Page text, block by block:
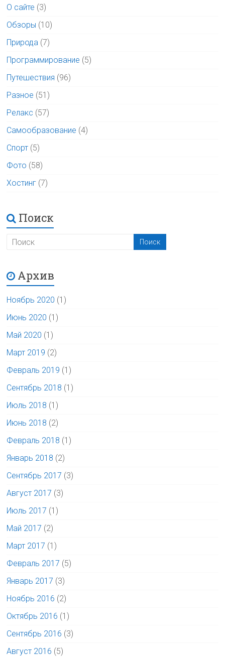
О сайте (3)
Обзоры (10)
Природа (7)
Программирование (5)
Путешествия (96)
Разное (51)
Релакс (57)
Самообразование (4)
Спорт (5)
Фото (58)
Хостинг (7)
Поиск
Архив
Ноябрь 2020 (1)
Июнь 2020 (1)
Май 2020 (1)
Март 2019 (2)
Февраль 2019 (1)
Сентябрь 2018 (1)
Июль 2018 (1)
Июнь 2018 (2)
Февраль 2018 (1)
Январь 2018 (2)
Сентябрь 2017 (3)
Август 2017 (3)
Июль 2017 (1)
Май 2017 (2)
Март 2017 (1)
Февраль 2017 (5)
Январь 2017 (3)
Ноябрь 2016 (2)
Октябрь 2016 (1)
Сентябрь 2016 (3)
Август 2016 (5)